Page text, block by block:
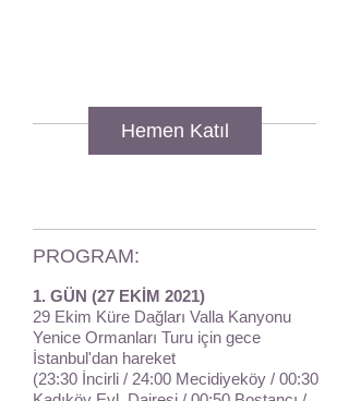
PROGRAM:
1. GÜN (27 EKİM 2021)
29 Ekim Küre Dağları Valla Kanyonu
Yenice Ormanları Turu için gece
İstanbul'dan hareket
(23:30 İncirli / 24:00 Mecidiyeköy / 00:30
Hemen Katıl